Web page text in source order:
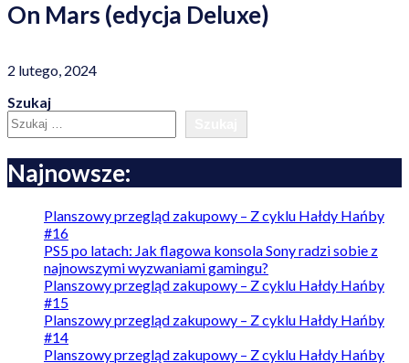
On Mars (edycja Deluxe)
2 lutego, 2024
Szukaj
Najnowsze:
Planszowy przegląd zakupowy – Z cyklu Hałdy Hańby
#16
PS5 po latach: Jak flagowa konsola Sony radzi sobie z
najnowszymi wyzwaniami gamingu?
Planszowy przegląd zakupowy – Z cyklu Hałdy Hańby
#15
Planszowy przegląd zakupowy – Z cyklu Hałdy Hańby
#14
Planszowy przegląd zakupowy – Z cyklu Hałdy Hańby